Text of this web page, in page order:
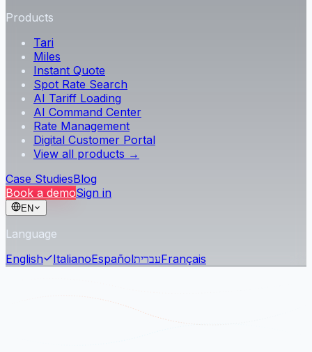
Products
Tari
Miles
Instant Quote
Spot Rate Search
AI Tariff Loading
AI Command Center
Rate Management
Digital Customer Portal
View all products →
Case StudiesBlog
Book a demoSign in
EN
Language
English
ItalianoEspañolעבריתFrançais